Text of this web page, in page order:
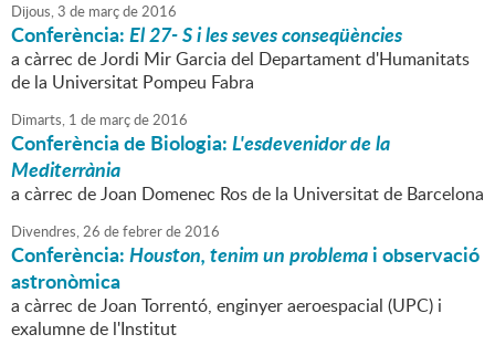
Dijous,3 de marçde2016
Conferència:El 27- S i les seves conseqüències
a càrrec de Jordi Mir Garcia del Departament d'Humanitats
de la Universitat Pompeu Fabra
Dimarts, 1 de marçde2016
Conferència de Biologia:L'esdevenidor de la
Mediterrània
a càrrec de Joan Domenec Ros de la Universitat de Barcelona
Divendres,26 defebrerde2016
Conferència:Houston, tenim un problemai observació
astronòmica
a càrrec de Joan Torrentó, enginyer aeroespacial (UPC) i
exalumne de l'Institut